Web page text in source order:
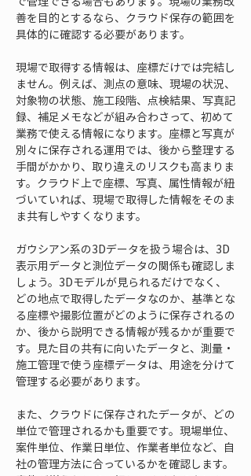
善を目的とするなら、クラウド保存の範囲を
具体的に確認する必要があります。
現場で取得する情報は、座標だけでは完結し
ません。例えば、測点の意味、現場の状況、
対象物の状態、施工段階、点検結果、写真記
録、補足メモなどが組み合わさって、初めて
業務で使える情報になります。座標と写真が
別々に保存される運用では、後から整理する
手間がかかり、取り違えのリスクも高まりま
す。クラウド上で座標、写真、属性情報が紐
づいていれば、現場で取得した情報をそのま
ま共有しやすくなります。
ガウシアン系の3Dデータを扱う場合は、3D
表示用データと測位データの関係も確認しま
しょう。3Dモデルが見られるだけでなく、
どの地点で取得したデータなのか、基準とな
る座標や撮影位置がどのように保存されるの
か、後から説明できる情報が残るかが重要で
す。見た目の共有に向いたデータと、測量・
施工管理で使う座標データは、用途を分けて
管理する必要があります。
また、クラウドに保存されたデータが、どの
単位で管理されるかも重要です。現場単位、
案件単位、作業日単位、作業者単位など、自
社の管理方法に合っているかを確認します。